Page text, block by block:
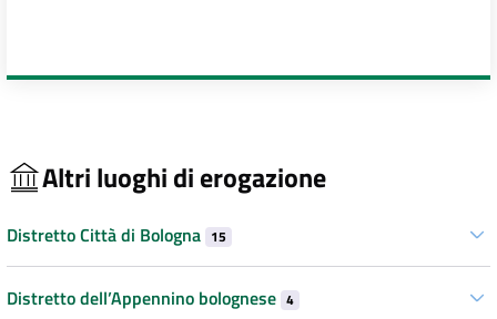
Altri luoghi di erogazione
Distretto Città di Bologna 15
Distretto dell’Appennino bolognese 4